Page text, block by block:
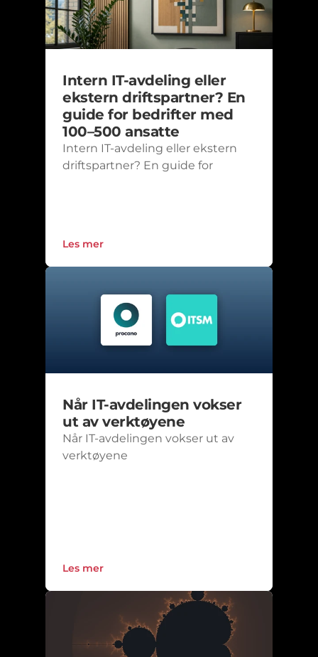
Intern IT-avdeling eller
ekstern driftspartner? En
guide for bedrifter med
100–500 ansatte
Intern IT-avdeling eller ekstern
driftspartner? En guide for
Les mer
Når IT-avdelingen vokser
ut av verktøyene
Når IT-avdelingen vokser ut av
verktøyene
Les mer